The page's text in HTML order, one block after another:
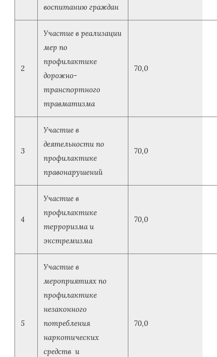
воспитанию граждан
2
Участие в реализации
мер по
профилактике
дорожно-
транспортного
травматизма
70,0
3
Участие в
деятельности по
профилактике
правонарушений
70,0
4
Участие в
профилактике
терроризма и
экстремизма
70,0
5
Участие в
мероприятиях по
профилактике
незаконного
потребления
наркотических
средств и
70,0